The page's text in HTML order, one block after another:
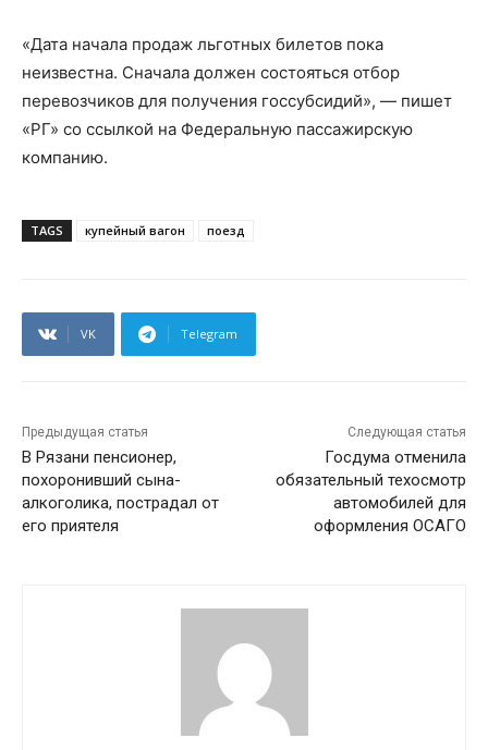
«Дата начала продаж льготных билетов пока
неизвестна. Сначала должен состояться отбор
перевозчиков для получения госсубсидий», — пишет
«РГ» со ссылкой на Федеральную пассажирскую
компанию.
TAGS купейный вагон поезд
VK Telegram
Предыдущая статья
В Рязани пенсионер,
похоронивший сына-
алкоголика, пострадал от
его приятеля
Следующая статья
Госдума отменила
обязательный техосмотр
автомобилей для
оформления ОСАГО